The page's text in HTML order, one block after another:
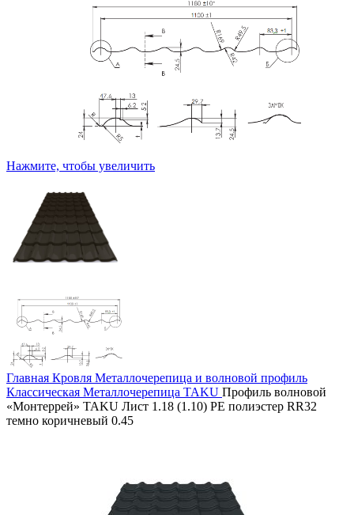
Нажмите, чтобы увеличить
Главная Кровля Металлочерепица и волновой профиль
Классическая Металлочерепица TAKU Профиль волновой
«Монтеррей» TAKU Лист 1.18 (1.10) PE полиэстер RR32
темно коричневый 0.45